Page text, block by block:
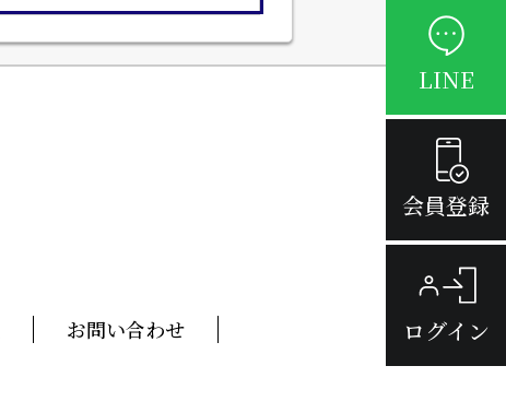
LINE
会員登録
ログイン
お問い合わせ